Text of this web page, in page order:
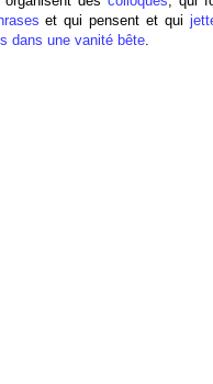
et qui pensent et qui
dans une vanité bête.